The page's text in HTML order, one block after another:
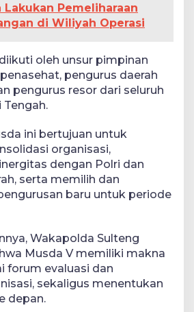
Lakukan Pemeliharaan
di Wiliyah Operasi
oleh unsur pimpinan
pengurus daerah
pengurus resor dari seluruh
Tengah.
ini bertujuan untuk
organisasi,
dengan Polri dan
serta memilih dan
baru untuk periode
Wakapolda Sulteng
Musda V memiliki makna
forum evaluasi dan
sekaligus menentukan
depan.